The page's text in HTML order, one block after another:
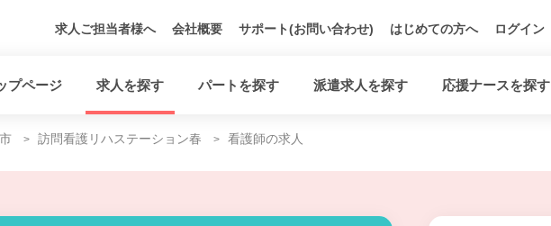
求人ご担当者様へ 会社概要 サポート(お問い合わせ) はじめての方へ ログイン
プページ 求人を探す パートを探す 派遣求人を探す 応援ナースを探す
訪問看護リハステーション春 看護師の求人